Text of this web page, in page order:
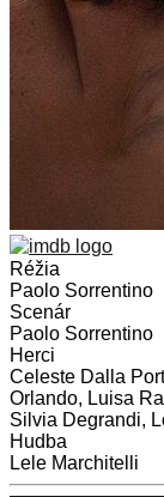
Réžia
Paolo Sorrentino
Scenár
Paolo Sorrentino
Herci
Celeste Dalla
Orlando, Luisa
Silvia Degrandi,
Hudba
Lele Marchitelli